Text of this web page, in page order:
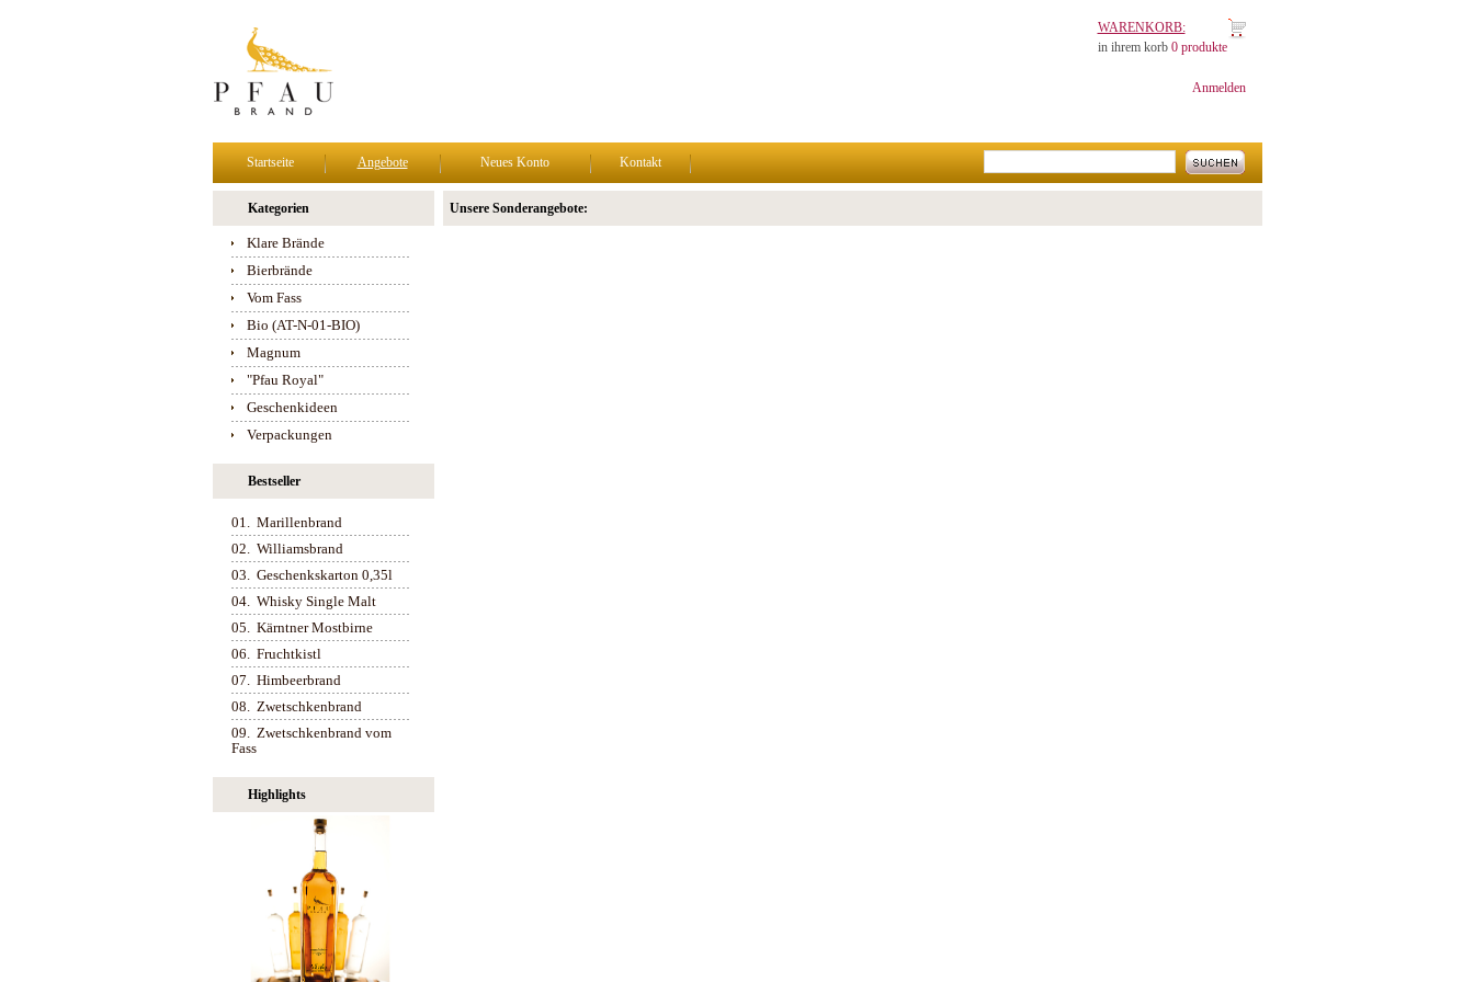
WARENKORB:
in ihrem korb 0 produkte
Anmelden
Startseite Angebote Neues Konto Kontakt
Kategorien
Klare Brände
Bierbrände
Vom Fass
Bio (AT-N-01-BIO)
Magnum
"Pfau Royal"
Geschenkideen
Verpackungen
Bestseller
01. Marillenbrand
02. Williamsbrand
03. Geschenkskarton 0,35l
04. Whisky Single Malt
05. Kärntner Mostbirne
06. Fruchtkistl
07. Himbeerbrand
08. Zwetschkenbrand
09. Zwetschkenbrand vom
Fass
Highlights
Unsere Sonderangebote: